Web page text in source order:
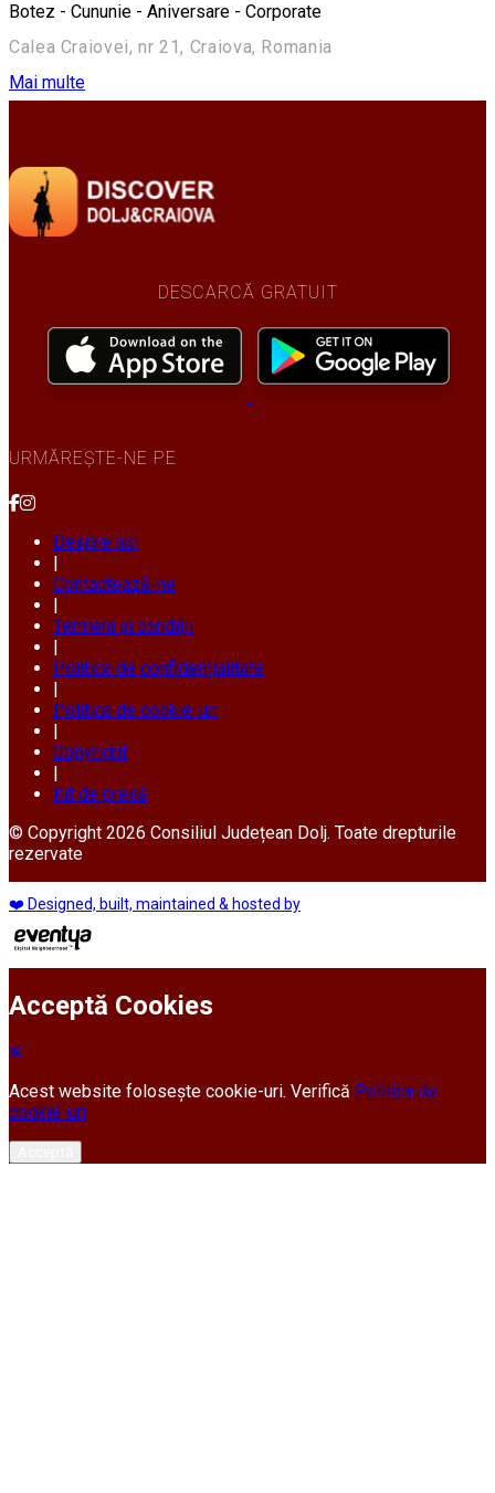
Botez - Cununie - Aniversare - Corporate
Calea Craiovei, nr 21, Craiova, Romania
Mai multe
DESCARCĂ GRATUIT
URMĂREȘTE-NE PE
Despre noi
|
Contactează-ne
|
Termeni și condiții
|
Politica de confidențialitate
|
Politica de cookie-uri
|
Copyright
|
Kit de presă
© Copyright 2026 Consiliul Județean Dolj. Toate drepturile
rezervate
❤️ Designed, built, maintained & hosted by
Acceptă Cookies
Acest website folosește cookie-uri. Verifică Politica de
cookie-uri